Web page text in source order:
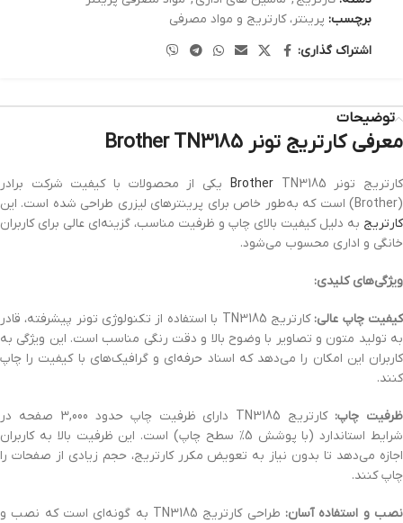
برچسب: پرینتر، کارتریج و مواد مصرفی
اشتراک گذاری:
توضیحات
معرفی کارتریج تونر Brother TN3185
کارتریج تونر Brother TN3185 یکی از محصولات با کیفیت شرکت برادر
(Brother) است که به‌طور خاص برای پرینترهای لیزری طراحی شده است. این
کارتریج به دلیل کیفیت بالای چاپ و ظرفیت مناسب، گزینه‌ای عالی برای کاربران
خانگی و اداری محسوب می‌شود.
ویژگی‌های کلیدی:
کیفیت چاپ عالی:
کارتریج TN3185 با استفاده از تکنولوژی تونر پیشرفته، قادر
به تولید متون و تصاویر با وضوح بالا و دقت رنگی مناسب است. این ویژگی به
کاربران این امکان را می‌دهد که اسناد حرفه‌ای و گرافیک‌های با کیفیت را چاپ
کنند.
ظرفیت چاپ:
کارتریج TN3185 دارای ظرفیت چاپ حدود 3,000 صفحه در
شرایط استاندارد (با پوشش 5% سطح چاپ) است. این ظرفیت بالا به کاربران
اجازه می‌دهد تا بدون نیاز به تعویض مکرر کارتریج، حجم زیادی از صفحات را
چاپ کنند.
نصب و استفاده آسان:
طراحی کارتریج TN3185 به گونه‌ای است که نصب و